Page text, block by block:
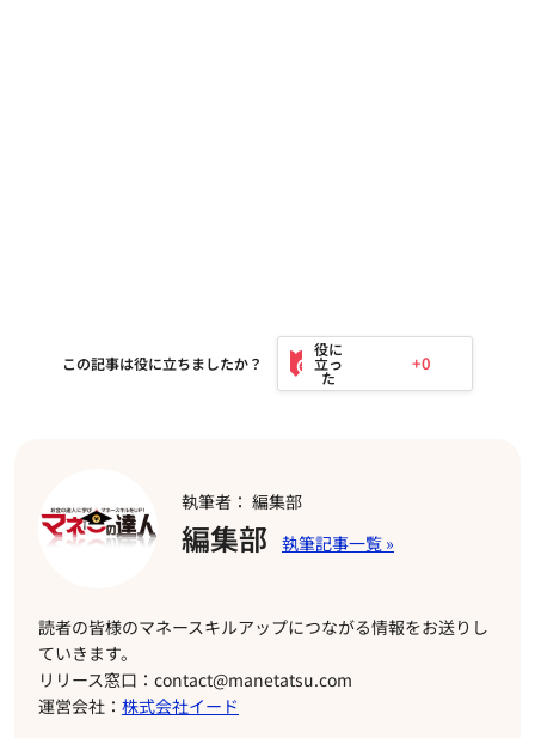
この記事は役に立ちましたか？ +0
執筆者： 編集部
編集部
読者の皆様のマネースキルアップにつながる情報をお送りし
ていきます。
リリース窓口：contact@manetatsu.com
運営会社： 株式会社イード